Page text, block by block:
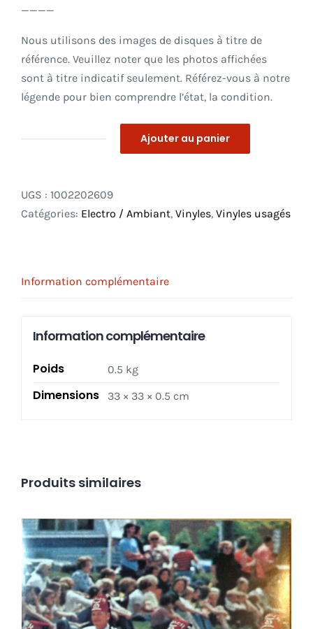
____
Nous utilisons des images de disques à titre de
référence. Veuillez noter que les photos affichées
sont à titre indicatif seulement. Référez-vous à notre
légende pour bien comprendre l’état, la condition.
LP
Ajouter au panier
UGS : 1002202609
Catégories: Electro / Ambiant, Vinyles, Vinyles usagés
Information complémentaire
Information complémentaire
Poids 0.5 kg
Dimensions 33 × 33 × 0.5 cm
Produits similaires
Dead Kennedys – Frankenchrist NEUF/NEW
Ajouter au panier Détails